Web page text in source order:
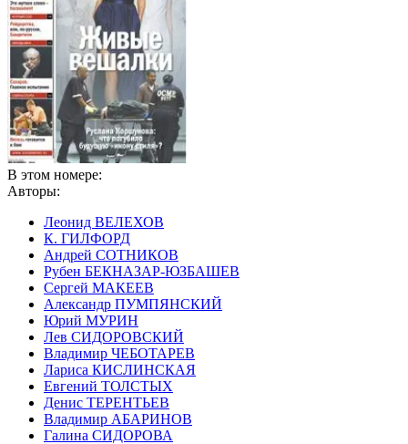
В этом номере:
Авторы:
Леонид ВЕЛЕХОВ
К. ГИЛФОРД
Андрей СОТНИКОВ
Рубен БЕКНАЗАР-ЮЗБАШЕВ
Сергей МАКЕЕВ
Александр ПУМПЯНСКИЙ
Юрий МУРИН
Лев СИДОРОВСКИЙ
Владимир ЧЕБОТАРЕВ
Лариса КИСЛИНСКАЯ
Евгений ТОЛСТЫХ
Денис ТЕРЕНТЬЕВ
Владимир АБАРИНОВ
Галина СИДОРОВА